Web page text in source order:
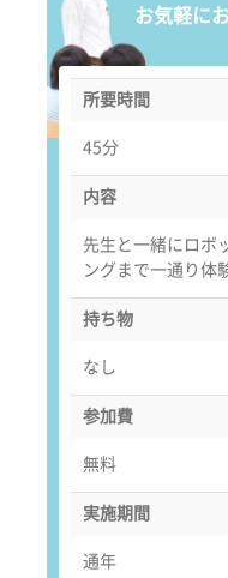
お気軽に
所要時間
45分
内容
先生と一緒にロボ
ングまで一通り体
持ち物
なし
参加費
無料
実施期間
通年